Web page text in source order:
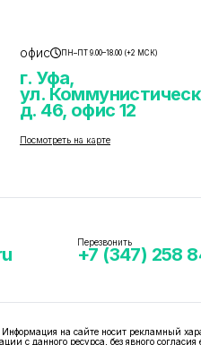
офис ПН–ПТ 9.00–18.00 (+2 МСК)
г. Уфа,
ул.
д. 46, офис 12
Посмотреть на карте
Перезвонить
+7 (347) 258
на сайте носит рекламный
с данного ресурса, без явного согласия